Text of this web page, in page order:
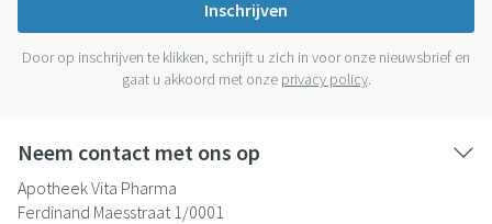
Inschrijven
Door op inschrijven te klikken, schrijft u zich in voor onze nieuwsbrief en
gaat u akkoord met onze privacy policy.
Neem contact met ons op
Apotheek Vita Pharma
Ferdinand Maesstraat 1/0001